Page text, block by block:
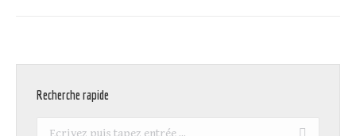
Recherche rapide
Recherche